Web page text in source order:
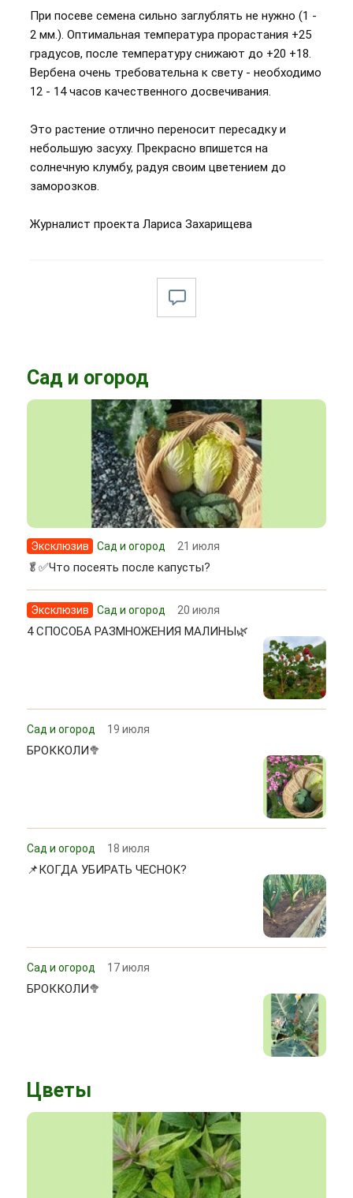
При посеве семена сильно заглублять не нужно (1 -
2 мм.). Оптимальная температура прорастания +25
градусов, после температуру снижают до +20 +18.
Вербена очень требовательна к свету - необходимо
12 - 14 часов качественного досвечивания.
Это растение отлично переносит пересадку и
небольшую засуху. Прекрасно впишется на
солнечную клумбу, радуя своим цветением до
заморозков.
Журналист проекта Лариса Захарищева
Сад и огород
Эксклюзив Сад и огород 21 июля
🥬✅Что посеять после капусты?
Эксклюзив Сад и огород 20 июля
4 СПОСОБА РАЗМНОЖЕНИЯ МАЛИНЫ🌿
Сад и огород 19 июля
БРОККОЛИ🥦
Сад и огород 18 июля
📌КОГДА УБИРАТЬ ЧЕСНОК?
Сад и огород 17 июля
БРОККОЛИ🥦
Цветы